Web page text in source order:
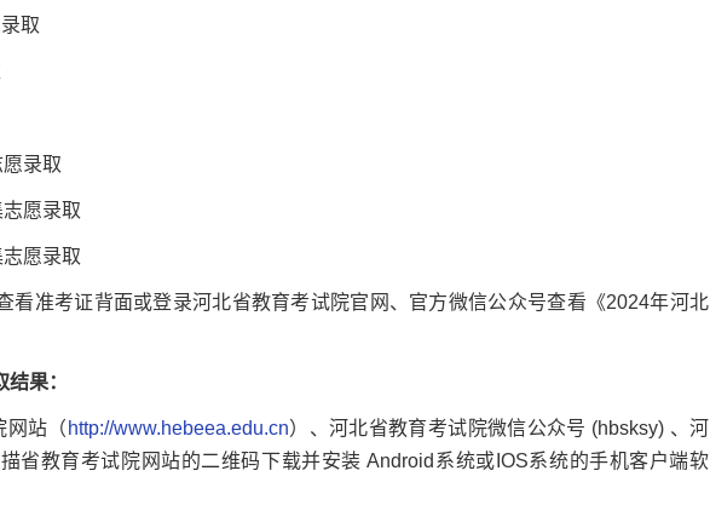
取
录取
愿录取
愿录取
准考证背面或登录河北省教育考试院官网、官方微信公众号查看《2024年河北
果：
站（ http://www.hebeea.edu.cn）、河北省教育考试院微信公众号 (hbsksy) 、河
省教育考试院网站的二维码下载并安装 Android系统或IOS系统的手机客户端软